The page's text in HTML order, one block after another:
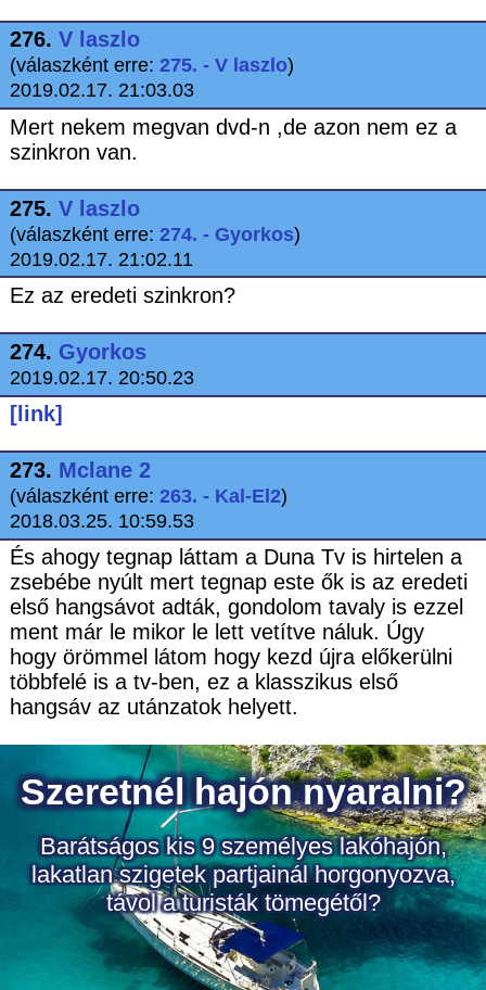
276. V laszlo
(válaszként erre: 275. - V laszlo)
2019.02.17. 21:03.03
Mert nekem megvan dvd-n ,de azon nem ez a
szinkron van.
275. V laszlo
(válaszként erre: 274. - Gyorkos)
2019.02.17. 21:02.11
Ez az eredeti szinkron?
274. Gyorkos
2019.02.17. 20:50.23
[link]
273. Mclane 2
(válaszként erre: 263. - Kal-El2)
2018.03.25. 10:59.53
És ahogy tegnap láttam a Duna Tv is hirtelen a
zsebébe nyúlt mert tegnap este ők is az eredeti
első hangsávot adták, gondolom tavaly is ezzel
ment már le mikor le lett vetítve náluk. Úgy
hogy örömmel látom hogy kezd újra előkerülni
többfelé is a tv-ben, ez a klasszikus első
hangsáv az utánzatok helyett.